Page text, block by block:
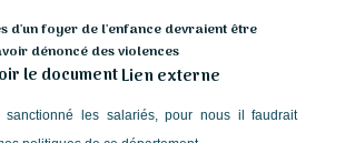
d'un foyer de l'enfance devraient être
dénoncé des violences
Lien externe
les salariés, pour nous il faudrait